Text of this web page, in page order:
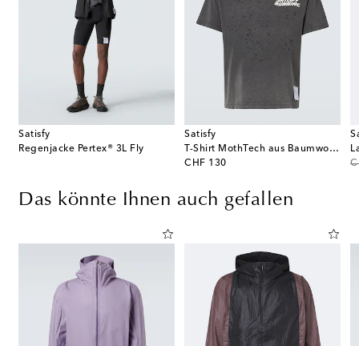
Satisfy
Regenjacke Pertex® 3L Fly
Satisfy
T-Shirt MothTech aus Baumwoll-Jersey
CHF 130
original price
Das könnte Ihnen auch gefallen